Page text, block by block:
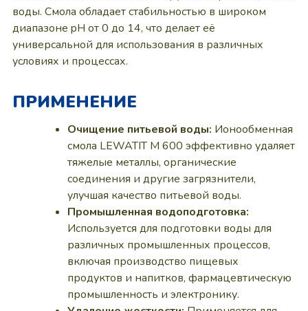
воды. Смола обладает стабильностью в широком
диапазоне pH от 0 до 14, что делает её
универсальной для использования в различных
условиях и процессах.
ПРИМЕНЕНИЕ
Очищение питьевой воды: Ионообменная
смола LEWATIT M 600 эффективно удаляет
тяжелые металлы, органические
соединения и другие загрязнители,
улучшая качество питьевой воды.
Промышленная водоподготовка:
Используется для подготовки воды для
различных промышленных процессов,
включая производство пищевых
продуктов и напитков, фармацевтическую
промышленность и электронику.